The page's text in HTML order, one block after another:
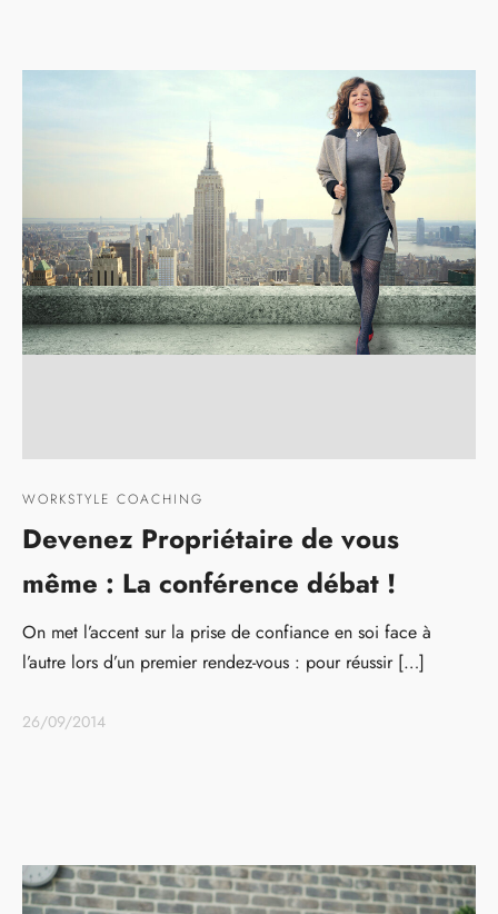
WORKSTYLE COACHING
Devenez Propriétaire de vous
même : La conférence débat !
On met l’accent sur la prise de confiance en soi face à
l’autre lors d’un premier rendez-vous : pour réussir […]
26/09/2014